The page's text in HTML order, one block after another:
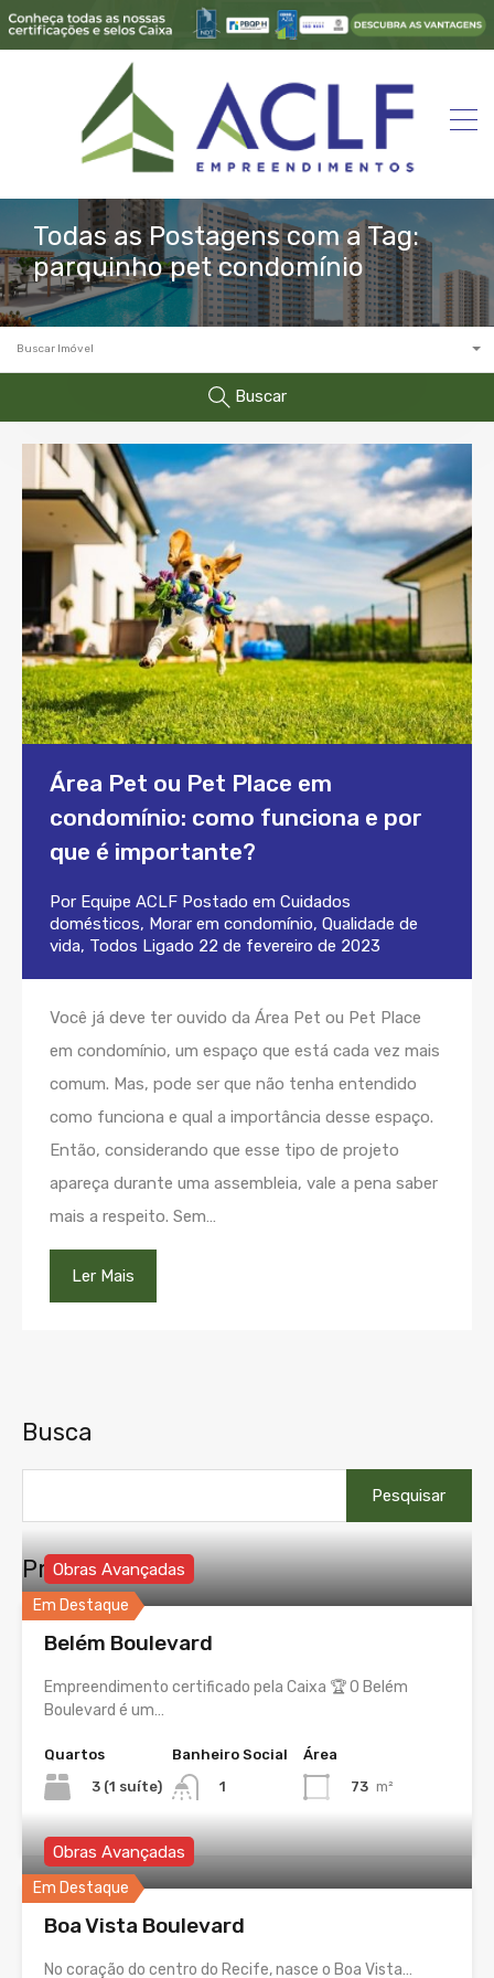
Todas as Postagens com a Tag:
parquinho pet condomínio
Buscar Imóvel
Buscar
Área Pet ou Pet Place em
condomínio: como funciona e por
que é importante?
Por Equipe ACLF Postado em Cuidados
domésticos, Morar em condomínio, Qualidade de
vida, Todos Ligado 22 de fevereiro de 2023
Você já deve ter ouvido da Área Pet ou Pet Place
em condomínio, um espaço que está cada vez mais
comum. Mas, pode ser que não tenha entendido
como funciona e qual a importância desse espaço.
Então, considerando que esse tipo de projeto
apareça durante uma assembleia, vale a pena saber
mais a respeito. Sem…
Ler Mais
Busca
por:
Propriedades
Em Destaque
Obras Avançadas
Belém Boulevard
Empreendimento certificado pela Caixa 🏆 O Belém
Boulevard é um…
Quartos
3 (1 suíte)
Banheiro Social
1
Área
73 m²
Em Destaque
Obras Avançadas
Boa Vista Boulevard
No coração do centro do Recife, nasce o Boa Vista…